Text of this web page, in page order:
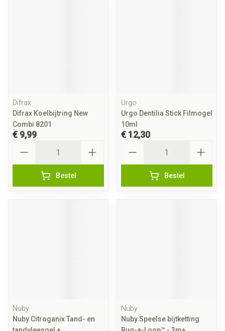
Difrax
Difrax Koelbijtring New
Combi 8201
€ 9,99
Bestel
Urgo
Urgo Dentilia Stick Filmogel
10ml
€ 12,30
Bestel
Nuby
Nuby Citroganix Tand- en
Nuby
Nuby Speelse bijtketting